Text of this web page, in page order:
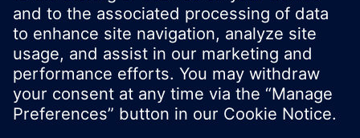
© Siemens Schweiz AG 2017
Produktangebot und Preise können pro Land
variieren.